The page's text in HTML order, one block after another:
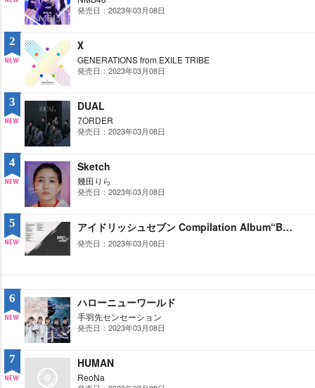
W
発売日：2023年03月08日
2
W
Ⅹ
GENERATIONS from EXILE TRIBE
発売日：2023年03月08日
3
W
DUAL
7ORDER
発売日：2023年03月08日
4
W
Sketch
幾田りら
発売日：2023年03月08日
5 アイドリッシュセブン Compilation Album“BLACK or WHITE 2022”
発売日：2023年03月08日
6
W
ハローニューワールド
手羽先センセーション
発売日：2023年03月08日
7 HUMAN
ReoNa